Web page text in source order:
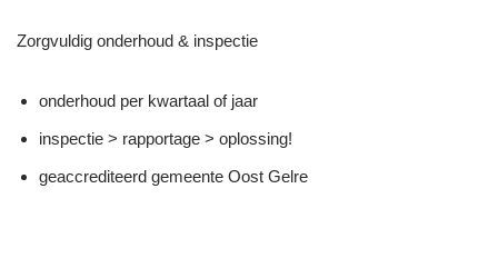
Zorgvuldig onderhoud & inspectie
onderhoud per kwartaal of jaar
inspectie > rapportage > oplossing!
geaccrediteerd gemeente Oost Gelre